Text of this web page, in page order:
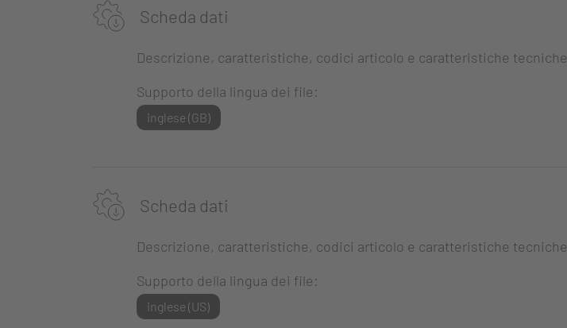
Scheda dati
Descrizione, caratteristiche, codici articolo e caratteristiche tecniche
Supporto della lingua dei file:
inglese (GB)
Scheda dati
Descrizione, caratteristiche, codici articolo e caratteristiche tecniche
Supporto della lingua dei file:
inglese (US)